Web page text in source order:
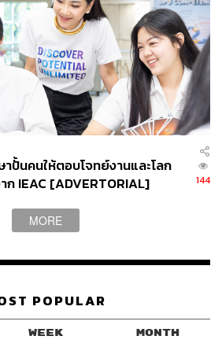
การยึดมั่นตามคำสอนของสมเด็จพระ
ชวิกรม พระบรมราชชนกที่ทรง
และบุคลากรทางการแพทย์ว่าให้
นมนุษย์เป็นสิ่งแรก กิจของส่วนตน
คนศิริราชให้ความสำคัญกับผู้อื่นก่อน
รียนการสอน การทำวิจัย การรักษา
องเริ่มต้นจากการคิดถึงคนที่จะได้
ชาติ กล่าว
ยุดพัฒนาตัวเอง บุคลากรเราทุกคน
ารรักษาและเครื่องมือต่างๆ
ต่อพฤติกรรมและความต้องการในทุก
าปั้นคนให้ตอบโจทย์งานและโลก
ก IEAC [ADVERTORIAL]
144
MORE
POPULAR
WEEK MONTH